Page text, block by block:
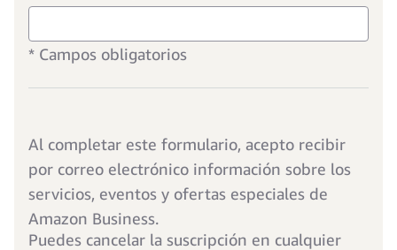
* Campos obligatorios
Al completar este formulario, acepto recibir
por correo electrónico información sobre los
servicios, eventos y ofertas especiales de
Amazon Business.
Puedes cancelar la suscripción en cualquier